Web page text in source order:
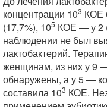
концентрации 103 КОЕ
(17,7%), 105 КОЕ — у 2
наблюдении не был
лактобактерий.
женщинам, из них у 9
обнаружены, а у 5 —
составила 103 КОЕ.